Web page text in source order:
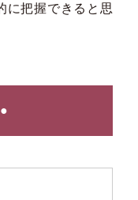
に把握できると思